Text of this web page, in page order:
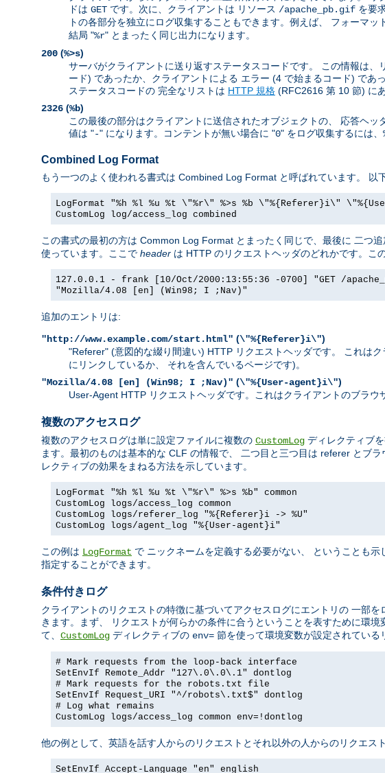
ドは GET です。次に、クライアントは リソース /apache_pb.gif を要
トの各部分を独立にログ収集することもできます。例えば、 フォーマッ
結局 "%r" とまったく同じ出力になります。
200 (%>s)
サーバがクライアントに送り返すステータスコードです。 この情報は
ード) であったか、クライアントによる エラー (4 で始まるコード) であ
ステータスコードの 完全なリストは HTTP 規格 (RFC2616 第 10 節) にあ
2326 (%b)
この最後の部分はクライアントに送信されたオブジェクトの、 応答ヘ
値は "-" になります。コンテントが無い場合に "0" をログ収集するには、
Combined Log Format
もう一つのよく使われる書式は Combined Log Format と呼ばれています。 以
LogFormat "%h %l %u %t \"%r\" %>s %b \"%{Referer}i\"
CustomLog log/access_log combined
この書式の最初の方は Common Log Format とまったく同じで、最後に 二つ
使っています。ここで header は HTTP のリクエストヘッダのどれかです。こ
127.0.0.1 - frank [10/Oct/2000:13:55:36 -0700] "GET /
"Mozilla/4.08 [en] (Win98; I ;Nav)"
追加のエントリは:
"http://www.example.com/start.html" (\"%{Referer}i\")
"Referer" (意図的な綴り間違い) HTTP リクエストヘッダです。 これは
にリンクしているか、 それを含んでいるページです)。
"Mozilla/4.08 [en] (Win98; I ;Nav)" (\"%{User-agent}i\")
User-Agent HTTP リクエストヘッダです。これはクライアントのブラウ
複数のアクセスログ
複数のアクセスログは単に設定ファイルに複数の CustomLog ディレクティブ
ます。最初のものは基本的な CLF の情報で、 二つ目と三つ目は referer とブ
レクティブの効果をまねる方法を示しています。
LogFormat "%h %l %u %t \"%r\" %>s %b" common
CustomLog logs/access_log common
CustomLog logs/referer_log "%{Referer}i -> %U"
CustomLog logs/agent_log "%{User-agent}i"
この例は LogFormat で ニックネームを定義する必要がない、 ということも示
指定することができます。
条件付きログ
クライアントのリクエストの特徴に基づいてアクセスログにエントリの 一部
きます。まず、 リクエストが何らかの条件に合うということを表すために環
て、 CustomLog ディレクティブの env= 節を使って環境変数が設定されてい
# Mark requests from the loop-back interface
SetEnvIf Remote_Addr "127\.0\.0\.1" dontlog
# Mark requests for the robots.txt file
SetEnvIf Request_URI "^/robots\.txt$" dontlog
# Log what remains
CustomLog logs/access_log common env=!dontlog
他の例として、英語を話す人からのリクエストとそれ以外の人からのリクエス
SetEnvIf Accept-Language "en" english